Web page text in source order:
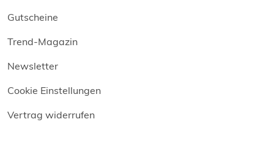
Gutscheine
Trend-Magazin
Newsletter
Cookie Einstellungen
Vertrag widerrufen